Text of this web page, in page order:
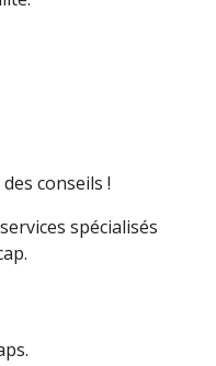
conseils !
spécialisés